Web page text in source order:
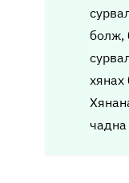
болж,
чадна